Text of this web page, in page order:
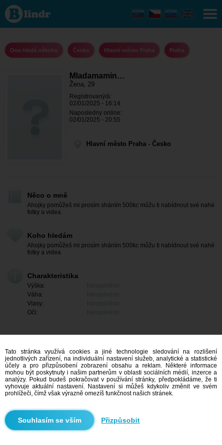
Mladamamina
- Ona hledá
někoho
Hlavní město
Ona hledá někoho Česko Hlavní město Praha Praha
Mladamamin…
Žena, 29
Registrovaný/á:
02/01/2025 - 16:14
Naposledny online:
02/01/2025 - 20:55
Hlavní město Praha - Česko
Něco o mně
Ahojky pomůžeš mi prosím sháním 500kc můžu ti nabídnout své nahé
fotky a videa
Koho hledám
Ahojky pomůžeš mi prosím sháním 500kc můžu ti nabídnout své nahé
fotky a videa
Charakteristika
Výška:
Váha:
Vlasy:
Oči:
Tato stránka využívá cookies a jiné technologie sledování na rozlišení
jednotlivých zařízení, na individuální nastavení služeb, analytické a statistické
účely a pro přizpůsobení zobrazení obsahu a reklam. Některé informace
mohou být poskytnuty i našim partnerům v oblasti sociálních médií, inzerce a
analýzy. Pokud budeš pokračovat v používání stránky, předpokládáme, že ti
vyhovuje aktuální nastavení. Nastavení si můžeš kdykoliv změnit ve svém
prohlížeči, čímž však výrazně omezíš funkčnost našich stránek.
Přizpůsobit